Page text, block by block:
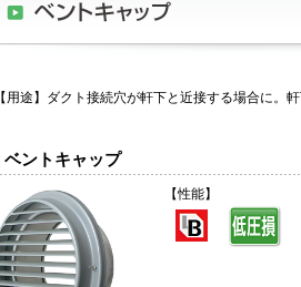
【用途】ダクト接続穴が軒下と近接する場合に。
ベントキャップ
【性能】